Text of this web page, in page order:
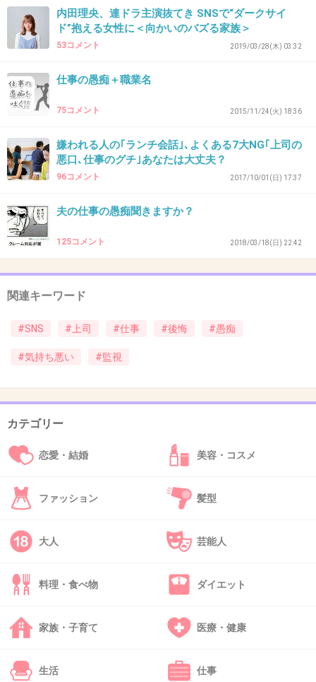
(LINE以外)
43. 匿名 2019/06/20(木) 23:36:53
Facebookで繋がるのが普通な企業にいた時、執行役員のお
て友だち申請来た時にはさすがに社内でもざわつきました…
断れないし、その役員さんはとても尊敬してたけど、良い
子な投稿しか出来なくなってFacebook辞めました。
ラインしか教えてない。
+2
うちの上司はインスタ中毒で常にストーリーから過去記事
までコンプリート。
逐一その内容を元に話し掛けてくるのは勿論のこと、叱責
する際も過去インスタにあげたプライベートに絡めてきま
断れなかった私も悪いですが、一切更新できなくなって(し
残業の嵐で過労死すんじゃないかと思ってた時期、生存確
認がてら毎日オフィス出るときに書き込んでたら、
SNSで繋がってる上司に「そんなの書かれたらブラックだ
って思われるじゃん」って注意された。
内田理央、連ドラ主演抜てき SNSで“ダークサイ
ド”抱える女性に＜向かいのバズる家族＞
53コメント 2019/03/28(木) 03:32
仕事の愚痴＋職業名
75コメント 2015/11/24(火) 18:36
嫌われる人の｢ランチ会話｣､よくある7大NG｢上司の
悪口､仕事のグチ｣あなたは大丈夫？
96コメント 2017/10/01(日) 17:37
夫の仕事の愚痴聞きますか？
125コメント 2018/03/18(日) 22:42
関連キーワード
#SNS #上司 #仕事 #後悔 #愚痴
#気持ち悪い #監視
カテゴリー
恋愛・結婚 美容・コスメ
ファッション 髪型
大人 芸能人
料理・食べ物 ダイエット
家族・子育て 医療・健康
生活 仕事